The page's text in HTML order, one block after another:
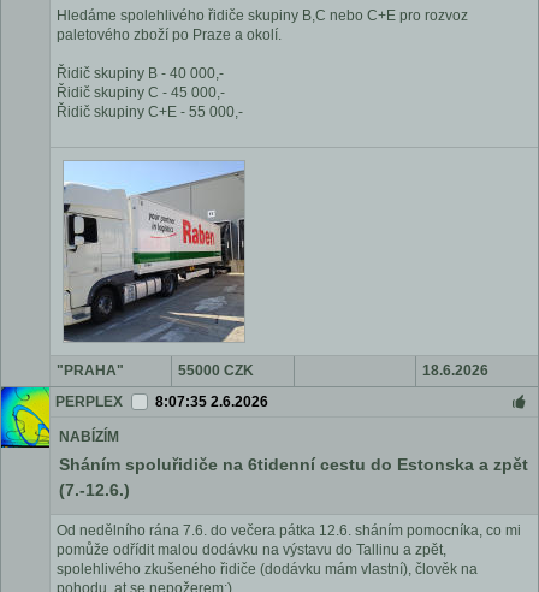
Hledáme spolehlivého řidiče skupiny B,C nebo C+E pro rozvoz
paletového zboží po Praze a okolí.
Řidič skupiny B - 40 000,-
Řidič skupiny C - 45 000,-
Řidič skupiny C+E - 55 000,-
"PRAHA"
Nupaky
55000 CZK
18.6.2026
PERPLEX
8:07:35 2.6.2026
NABÍZÍM
Sháním spoluřidiče na 6tidenní cestu do Estonska a zpět
(7.-12.6.)
Od nedělního rána 7.6. do večera pátka 12.6. sháním pomocníka, co mi
pomůže odřídit malou dodávku na výstavu do Tallinu a zpět,
spolehlivého zkušeného řidiče (dodávku mám vlastní), člověk na
pohodu, at se nepožerem:)